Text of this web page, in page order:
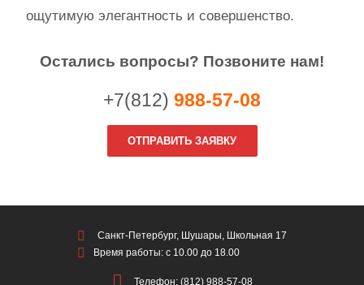
ощутимую элегантность и совершенство.
Остались вопросы? Позвоните нам!
+7(812) 988-57-08
ОТПРАВИТЬ ЗАЯВКУ
Санкт-Петербург, Шушары, Школьная 17
Время работы: с 10.00 до 18.00
Телефон: (812) 988-57-08